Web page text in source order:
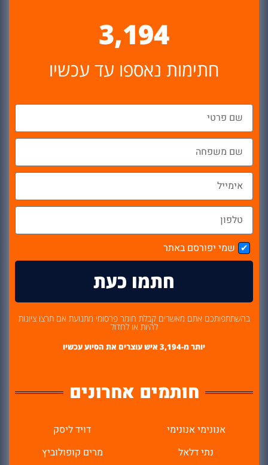
חתימות נאספו עד עכשיו
3,194
שמי יפורסם באתר
חתמו כעת
בהשתתפותכם אתם מאשרים קבלת חומר פרסומי מתנועת אם תרצו ציונות
להיות או לחדול
יותר מ-3,194
חותמים אחרונים
אנונימי אנונימי
נתי דלאל
דויד ליסק
מרים קופולוביץ